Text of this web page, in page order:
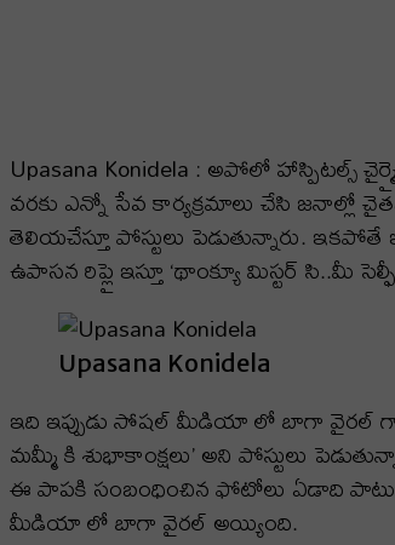
Upasana Konidela : అపోలో
వరకు ఎన్నో సేవ కార్యక్రమాలు చేసి జనాల్లో
తెలియచేస్తూ పోస్టులు పెడుతున్నారు.
ఉపాసన రిప్లై ఇస్తూ ‘థాంక్యూ మిస్టర్ సి..మీ
Upasana Konidela
ఇది ఇప్పుడు సోషల్ మీడియా లో బాగా వైరల్
మమ్మీ కి శుభాకాంక్షలు’ అని పోస్టులు
ఈ పాపకి సంబంధించిన ఫోటోలు ఏడాది పాటు
మీడియా లో బాగా వైరల్ అయ్యింది.